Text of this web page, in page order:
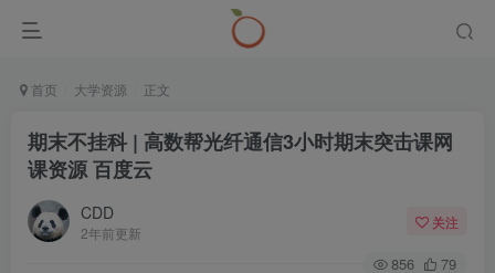
首页 大学资源 正文
期末不挂科 | 高数帮光纤通信3小时期末突击课网
课资源 百度云
CDD
2年前更新
关注
856 79